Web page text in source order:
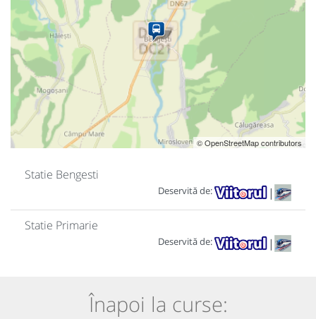
© OpenStreetMap contributors
Statie Bengesti
Deservită de: |
Statie Primarie
Deservită de: |
Înapoi la curse: